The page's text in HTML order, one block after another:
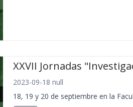
XXVII Jornadas
2023-09-18 null
18, 19 y 20 de septiembre en la